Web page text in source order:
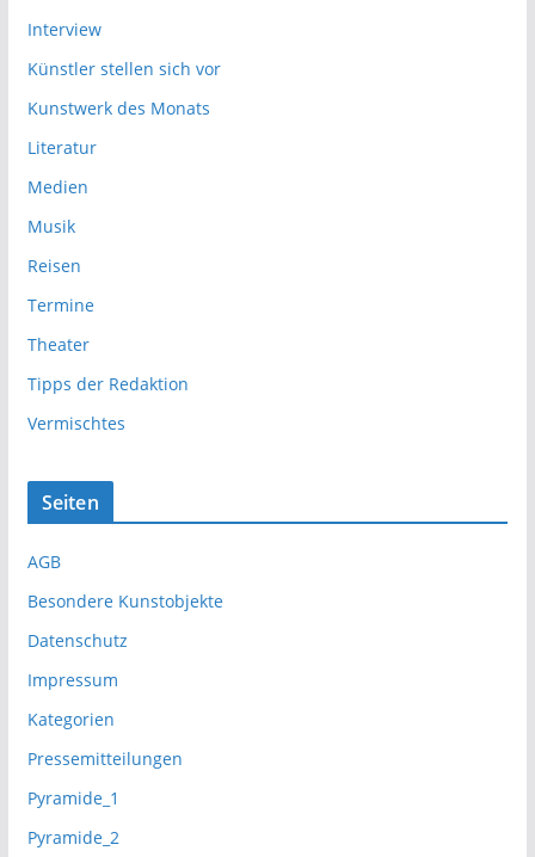
Interview
Künstler stellen sich vor
Kunstwerk des Monats
Literatur
Medien
Musik
Reisen
Termine
Theater
Tipps der Redaktion
Vermischtes
Seiten
AGB
Besondere Kunstobjekte
Datenschutz
Impressum
Kategorien
Pressemitteilungen
Pyramide_1
Pyramide_2